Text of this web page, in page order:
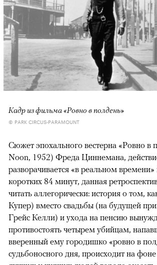
Кадр из фильма «Ровно в полдень»
© PARK CIRCUS-PARAMOUNT
Сюжет эпохального вестерна «Ровно в
Noon, 1952) Фреда Циннемана,
разворачивается «в реальном времени»
коротких 84 минут, данная
читать аллегорически: история о том,
Купер) вместо свадьбы (на будущей
Грейс Келли) и ухода на пенсию
противостоять четырем убийцам,
вверенный ему городишко «ровно в
судьбоносного дня, происходит на